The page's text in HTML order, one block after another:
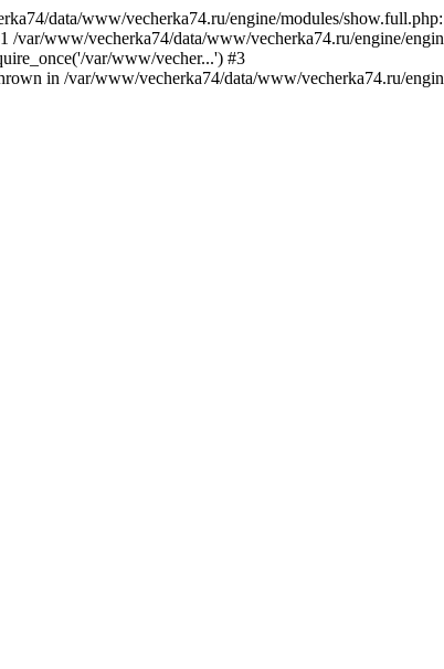
data/www/vecherka74.ru/engine/modules/
var/www/vecherka74/data/www/vecherka74.ru/engine/
var/www/vecher...') #3
in /var/www/vecherka74/data/www/vecherka74.ru/